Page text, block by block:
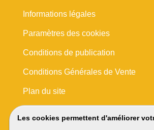
Les cookies permettent d'améliorer
Informations légales
Paramètres des cookies
Conditions de publication
Conditions Générales de Vente
Plan du site